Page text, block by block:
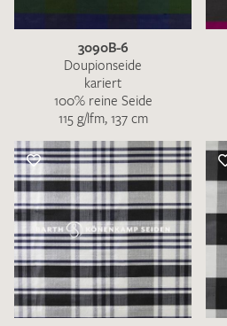
3090B-6
Doupionseide
kariert
100% reine Seide
115 g/lfm, 137 cm